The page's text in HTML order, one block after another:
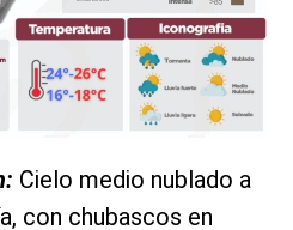
Cielo medio nublado a
con chubascos en